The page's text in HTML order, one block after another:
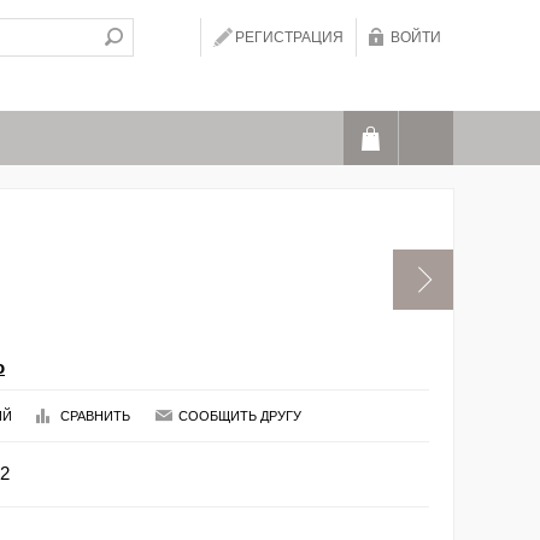
РЕГИСТРАЦИЯ ВОЙТИ
СРАВНИТЬ СООБЩИТЬ ДРУГУ